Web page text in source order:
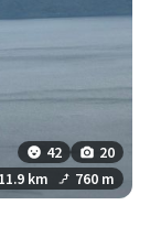
脇に沢山咲い
かったので見え
ができる眺望の
しまいました 残
42
20
11.9 km 760 m